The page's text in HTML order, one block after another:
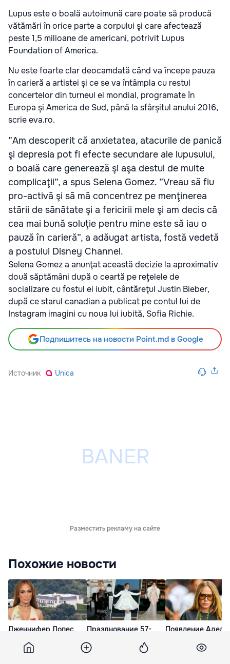
Lupus este o boală autoimună care poate să producă
vătămări în orice parte a corpului şi care afectează
peste 1,5 milioane de americani, potrivit Lupus
Foundation of America.
Nu este foarte clar deocamdată când va începe pauza
în carieră a artistei şi ce se va întâmpla cu restul
concertelor din turneul ei mondial, programate în
Europa şi America de Sud, până la sfârşitul anului 2016,
scrie eva.ro.
”Am descoperit că anxietatea, atacurile de panică
şi depresia pot fi efecte secundare ale lupusului,
o boală care generează şi aşa destul de multe
complicaţii”, a spus Selena Gomez. ”Vreau să fiu
pro-activă şi să mă concentrez pe menţinerea
stării de sănătate şi a fericirii mele şi am decis că
cea mai bună soluţie pentru mine este să iau o
pauză în carieră”, a adăugat artista, fostă vedetă
a postului Disney Channel.
Selena Gomez a anunţat această decizie la aproximativ
două săptămâni după o ceartă pe reţelele de
socializare cu fostul ei iubit, cântăreţul Justin Bieber,
după ce starul canadian a publicat pe contul lui de
Instagram imagini cu noua lui iubită, Sofia Richie.
Подпишитесь на новости Point.md в Google
Источник Unica
Разместить рекламу на сайте
Похожие новости
Дженнифер Лопес
продать особняк за
Празднование 57-
Париже
Появление Адель
волну